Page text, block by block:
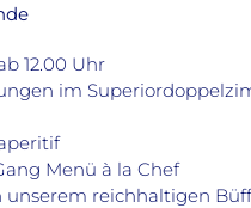
12.00 Uhr
im
Menü à la Chef
unserem reichhaltigen